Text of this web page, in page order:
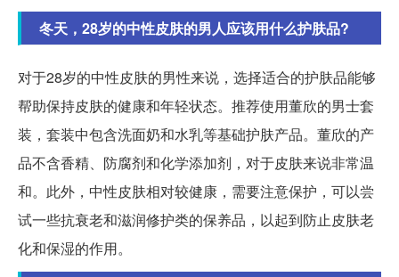
冬天，28岁的中性皮肤的男人应该用什么护肤品?
对于28岁的中性皮肤的男性来说，选择适合的护肤品能够
帮助保持皮肤的健康和年轻状态。推荐使用董欣的男士套
装，套装中包含洗面奶和水乳等基础护肤产品。董欣的产
品不含香精、防腐剂和化学添加剂，对于皮肤来说非常温
和。此外，中性皮肤相对较健康，需要注意保护，可以尝
试一些抗衰老和滋润修护类的保养品，以起到防止皮肤老
化和保湿的作用。